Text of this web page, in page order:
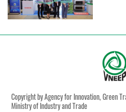
Copyright by Agency for Innovation, Green
Ministry of Industry and Trade